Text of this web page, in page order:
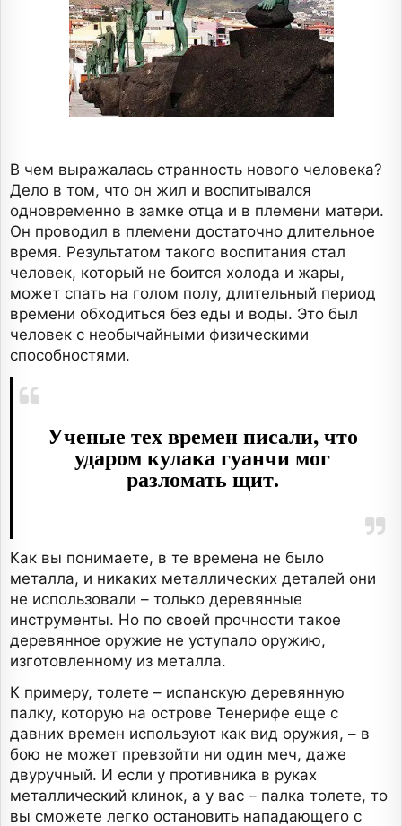
В чем выражалась странность нового человека?
Дело в том, что он жил и воспитывался
одновременно в замке отца и в племени матери.
Он проводил в племени достаточно длительное
время. Результатом такого воспитания стал
человек, который не боится холода и жары,
может спать на голом полу, длительный период
времени обходиться без еды и воды. Это был
человек с необычайными физическими
способностями.
Ученые тех времен писали, что
ударом кулака гуанчи мог
разломать щит.
Как вы понимаете, в те времена не было
металла, и никаких металлических деталей они
не использовали – только деревянные
инструменты. Но по своей прочности такое
деревянное оружие не уступало оружию,
изготовленному из металла.
К примеру, толете – испанскую деревянную
палку, которую на острове Тенерифе еще с
давних времен используют как вид оружия, – в
бою не может превзойти ни один меч, даже
двуручный. И если у противника в руках
металлический клинок, а у вас – палка толете, то
вы сможете легко остановить нападающего с